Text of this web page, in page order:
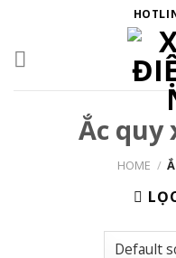
content
Ắc quy
HOME /